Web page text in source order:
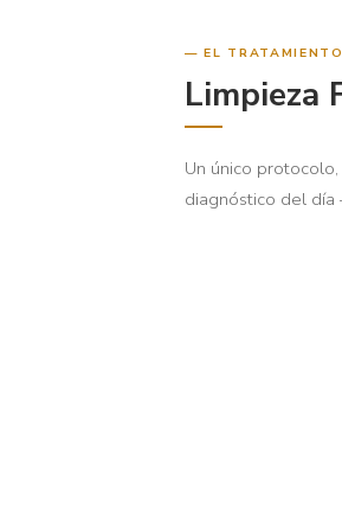
EL TRATAMIENTO
Limpieza
Un único
diagnóstico del día